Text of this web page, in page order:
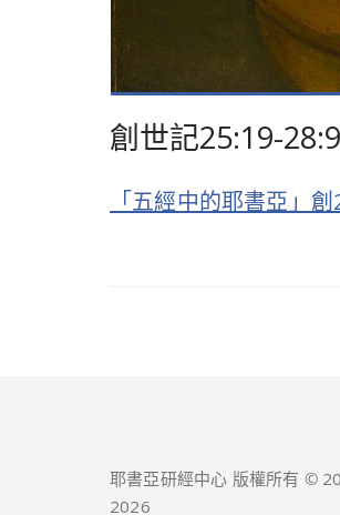
創世記25:19-
「五經中的耶書亞」
耶書亞研經中心 版權所有 ©
2026